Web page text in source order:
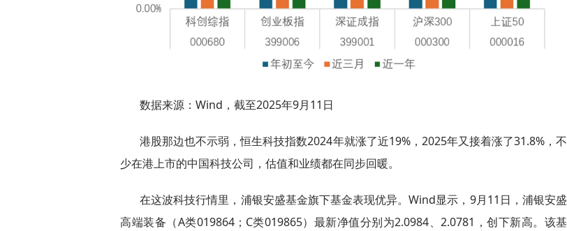
数据来源：Wind，截至2025年9月11日
港股那边也不示弱，恒生科技指数2024年就涨了近19%，2025年又接着涨了31.8%，不
少在港上市的中国科技公司，估值和业绩都在同步回暖。
在这波科技行情里，浦银安盛基金旗下基金表现优异。Wind显示，9月11日，浦银安盛
高端装备（A类019864；C类019865）最新净值分别为2.0984、2.0781，创下新高。该基